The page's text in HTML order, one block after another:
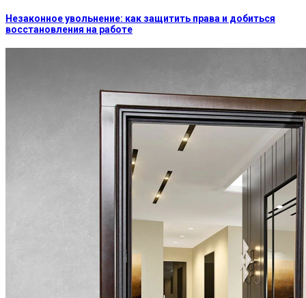
Незаконное увольнение: как защитить права и добиться
восстановления на работе